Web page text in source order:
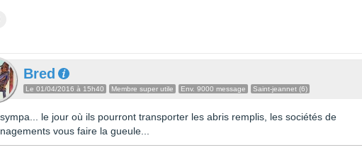
Bred
Le 01/04/2016 à 15h40 Membre super utile Env. 9000 message Saint-jeannet (6)
le jour où ils pourront transporter les abris remplis, les sociétés de
vous faire la gueule...